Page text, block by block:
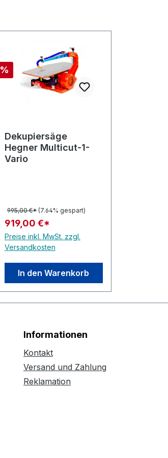
Rabatt
%
Dekupiersäge
Hegner Multicut-1-
Vario
995,00 €* (7.64% gespart)
919,00 €*
Preise inkl. MwSt. zzgl.
Versandkosten
In den Warenkorb
Informationen
Kontakt
Versand und Zahlung
Reklamation